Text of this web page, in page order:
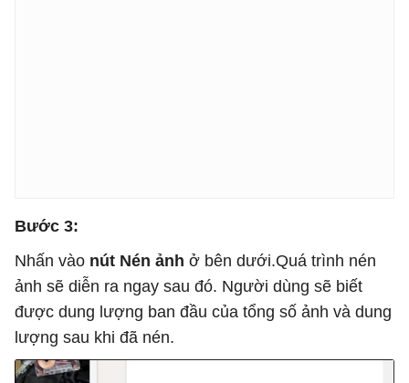
Bước 3:
Nhấn vào nút Nén ảnh ở bên dưới.Quá trình nén
ảnh sẽ diễn ra ngay sau đó. Người dùng sẽ biết
được dung lượng ban đầu của tổng số ảnh và dung
lượng sau khi đã nén.